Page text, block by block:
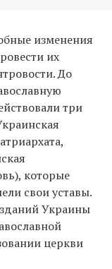
изменения
их
До
три
которые
свои уставы.
Украины
церкви